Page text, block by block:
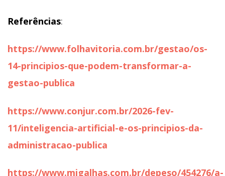
Referências:
https://www.folhavitoria.com.br/gestao/os-
14-principios-que-podem-transformar-a-
gestao-publica
https://www.conjur.com.br/2026-fev-
11/inteligencia-artificial-e-os-principios-da-
administracao-publica
https://www.migalhas.com.br/depeso/454276/a-